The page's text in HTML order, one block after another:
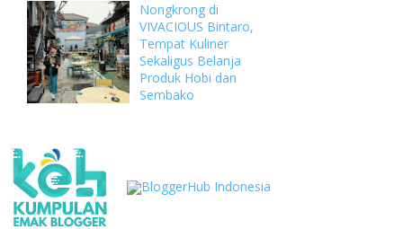
Nongkrong di
VIVACIOUS Bintaro,
Tempat Kuliner
Sekaligus Belanja
Produk Hobi dan
Sembako